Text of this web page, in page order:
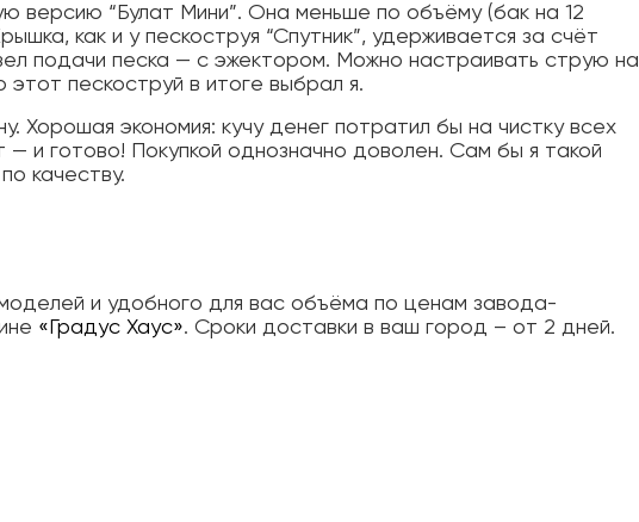
версию “Булат Мини”. Она меньше по объёму (бак на 12
как и у пескоструя “Спутник”, удерживается за счёт
подачи песка — с эжектором. Можно настраивать струю на
пескоструй в итоге выбрал я.
Хорошая экономия: кучу денег потратил бы на чистку всех
и готово! Покупкой однозначно доволен. Сам бы я такой
качеству.
и удобного для вас объёма по ценам завода-
«Градус Хаус». Сроки доставки в ваш город – от 2 дней.